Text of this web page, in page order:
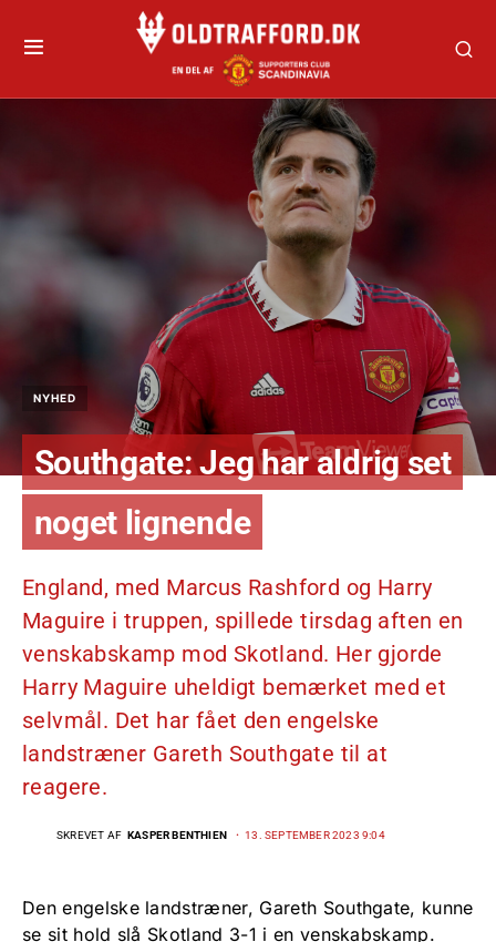
NYHED
Southgate: Jeg har aldrig set
noget lignende
England, med Marcus Rashford og Harry
Maguire i truppen, spillede tirsdag aften en
venskabskamp mod Skotland. Her gjorde
Harry Maguire uheldigt bemærket med et
selvmål. Det har fået den engelske
landstræner Gareth Southgate til at
reagere.
SKREVET AF KASPER BENTHIEN 13. SEPTEMBER 2023 9:04
Den engelske landstræner, Gareth Southgate, kunne
se sit hold slå Skotland 3-1 i en venskabskamp.